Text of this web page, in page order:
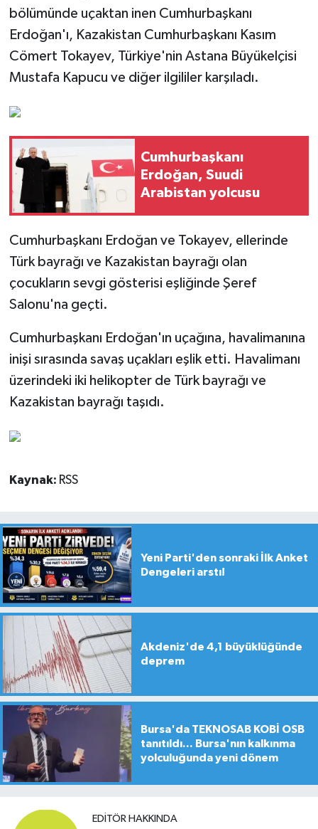
bölümünde uçaktan inen Cumhurbaşkanı
Erdoğan'ı, Kazakistan Cumhurbaşkanı Kasım
Cömert Tokayev, Türkiye'nin Astana Büyükelçisi
Mustafa Kapucu ve diğer ilgililer karşıladı.
Cumhurbaşkanı
Erdoğan, Suudi
Arabistan yolcusu
Cumhurbaşkanı Erdoğan ve Tokayev, ellerinde
Türk bayrağı ve Kazakistan bayrağı olan
çocukların sevgi gösterisi eşliğinde Şeref
Salonu'na geçti.
Cumhurbaşkanı Erdoğan'ın uçağına, havalimanına
inişi sırasında savaş uçakları eşlik etti. Havalimanı
üzerindeki iki helikopter de Türk bayrağı ve
Kazakistan bayrağı taşıdı.
Kaynak: RSS
Yeni Parti'den sonraki İlk Anket
Dengeleri arstı!
Akdeniz'de 4,1 büyüklüğünde
deprem
Bursa'da TEKNOSAB KOBİ OSB
tanıtıldı... Bursa'nın kalkınma
yolculuğunda yeni dönem
EDITÖR HAKKINDA